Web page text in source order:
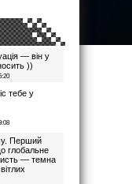
— він у
))
тебе у
Перший
глобальне
— темна